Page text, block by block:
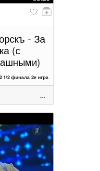
- За
(с
1/2 финала 2я игра
...